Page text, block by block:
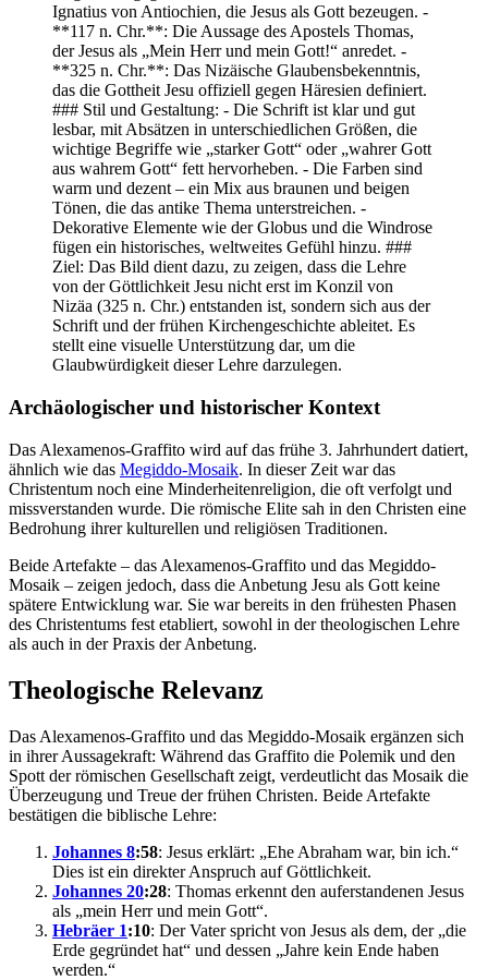
Archäologischer und historischer Kontext
Das Alexamenos-Graffito wird auf das frühe 3. Jahrhundert datiert,
ähnlich wie das Megiddo-Mosaik. In dieser Zeit war das
Christentum noch eine Minderheitenreligion, die oft verfolgt und
missverstanden wurde. Die römische Elite sah in den Christen eine
Bedrohung ihrer kulturellen und religiösen Traditionen.
Beide Artefakte – das Alexamenos-Graffito und das Megiddo-
Mosaik – zeigen jedoch, dass die Anbetung Jesu als Gott keine
spätere Entwicklung war. Sie war bereits in den frühesten Phasen
des Christentums fest etabliert, sowohl in der theologischen Lehre
als auch in der Praxis der Anbetung.
Theologische Relevanz
Das Alexamenos-Graffito und das Megiddo-Mosaik ergänzen sich
in ihrer Aussagekraft: Während das Graffito die Polemik und den
Spott der römischen Gesellschaft zeigt, verdeutlicht das Mosaik die
Überzeugung und Treue der frühen Christen. Beide Artefakte
bestätigen die biblische Lehre:
Johannes 8:58: Jesus erklärt: „Ehe Abraham war, bin ich.“
Dies ist ein direkter Anspruch auf Göttlichkeit.
Johannes 20:28: Thomas erkennt den auferstandenen Jesus
als „mein Herr und mein Gott“.
Hebräer 1:10: Der Vater spricht von Jesus als dem, der „die
Erde gegründet hat“ und dessen „Jahre kein Ende haben
werden.“